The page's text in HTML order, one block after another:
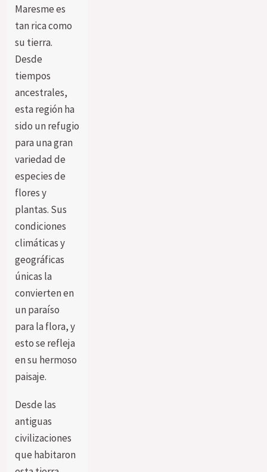
Maresme es
tan rica como
su tierra.
Desde
tiempos
ancestrales,
esta región ha
sido un refugio
para una gran
variedad de
especies de
flores y
plantas. Sus
condiciones
climáticas y
geográficas
únicas la
convierten en
un paraíso
para la flora, y
esto se refleja
en su hermoso
paisaje.
Desde las
antiguas
civilizaciones
que habitaron